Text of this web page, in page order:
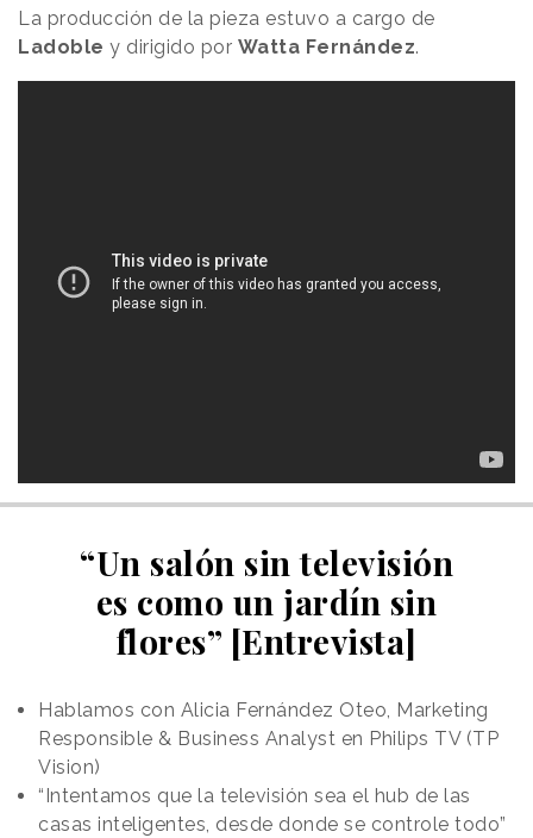
La producción de la pieza estuvo a cargo de
Ladoble y dirigido por Watta Fernández.
“Un salón sin televisión
es como un jardín sin
flores” [Entrevista]
Hablamos con Alicia Fernández Oteo, Marketing
Responsible & Business Analyst en Philips TV (TP
Vision)
“Intentamos que la televisión sea el hub de las
casas inteligentes, desde donde se controle todo”